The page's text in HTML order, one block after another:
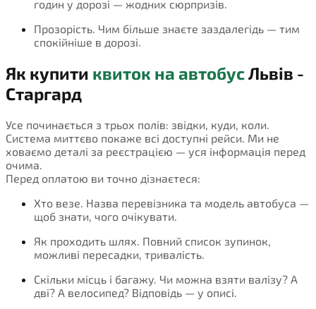
годин у дорозі — жодних сюрпризів.
Прозорість. Чим більше знаєте заздалегідь — тим
спокійніше в дорозі.
Як купити квиток на автобусЛьвів -
Старгард
Усе починається з трьох полів: звідки, куди, коли.
Система миттєво покаже всі доступні рейси. Ми не
ховаємо деталі за реєстрацією — уся інформація перед
очима.
Перед оплатою ви точно дізнаєтеся:
Хто везе. Назва перевізника та модель автобуса —
щоб знати, чого очікувати.
Як проходить шлях. Повний список зупинок,
можливі пересадки, тривалість.
Скільки місць і багажу. Чи можна взяти валізу? А
дві? А велосипед? Відповідь — у описі.